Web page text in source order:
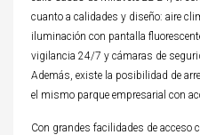
cuanto a calidades y diseño: aire
iluminación con pantalla
vigilancia 24/7 y cámaras de
Además, existe la posibilidad de
el mismo parque empresarial con
Con grandes facilidades de acceso